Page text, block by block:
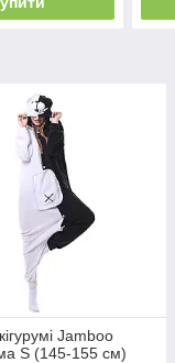
Jamboo
S (145-155 см)